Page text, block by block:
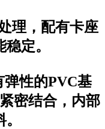
理，配有卡座
定。
弹性的PVC基
密结合，内部